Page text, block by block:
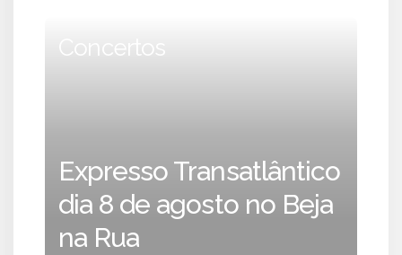
Concertos
Expresso Transatlântico
dia 8 de agosto no Beja
na Rua